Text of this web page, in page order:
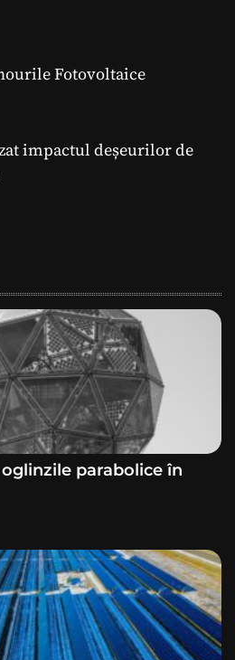
Fotovoltaice
impactul deșeurilor de
parabolice în